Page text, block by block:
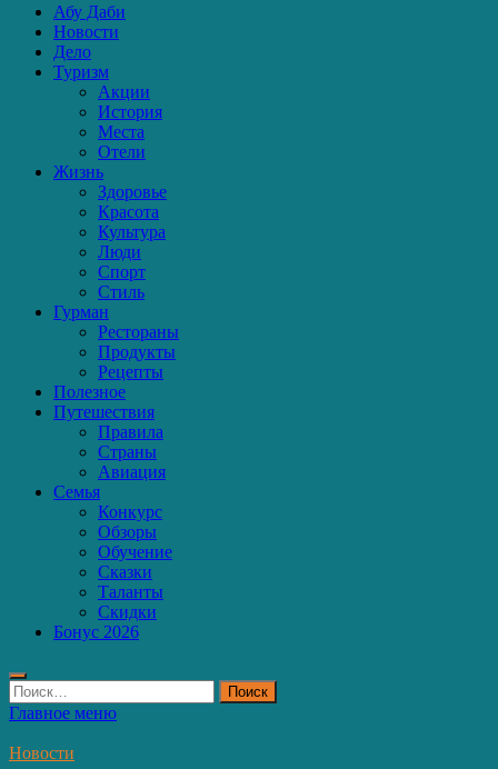
Абу Даби
Новости
Дело
Туризм
Акции
История
Места
Отели
Жизнь
Здоровье
Красота
Культура
Люди
Спорт
Стиль
Гурман
Рестораны
Продукты
Рецепты
Полезное
Путешествия
Правила
Страны
Авиация
Семья
Конкурс
Обзоры
Обучение
Сказки
Таланты
Скидки
Бонус 2026
Найти:
Главное меню
Новости